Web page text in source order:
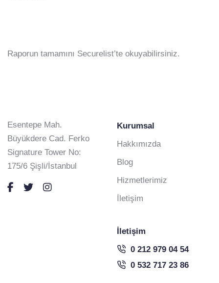
Raporun tamamını Securelist’te okuyabilirsiniz.
Esentepe Mah.
Büyükdere Cad. Ferko
Signature Tower No:
175/6 Şişli/İstanbul
Kurumsal
Hakkımızda
Blog
Hizmetlerimiz
İletişim
İletişim
0 212 979 04 54
0 532 717 23 86